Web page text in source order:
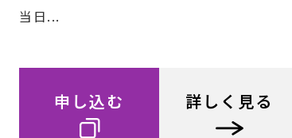
当日...
申し込む 詳しく見る